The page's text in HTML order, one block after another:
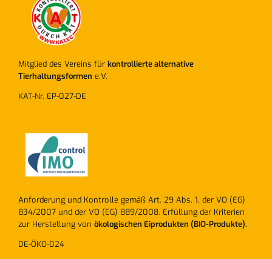
Mitglied des Vereins für kontrollierte alternative
Tierhaltungsformen e.V.
KAT-Nr. EP-027-DE
Anforderung und Kontrolle gemäß Art. 29 Abs. 1, der VO (EG)
834/2007 und der VO (EG) 889/2008. Erfüllung der Kriterien
zur Herstellung von ökologischen Eiprodukten (BIO-Produkte).
DE-ÖKO-024